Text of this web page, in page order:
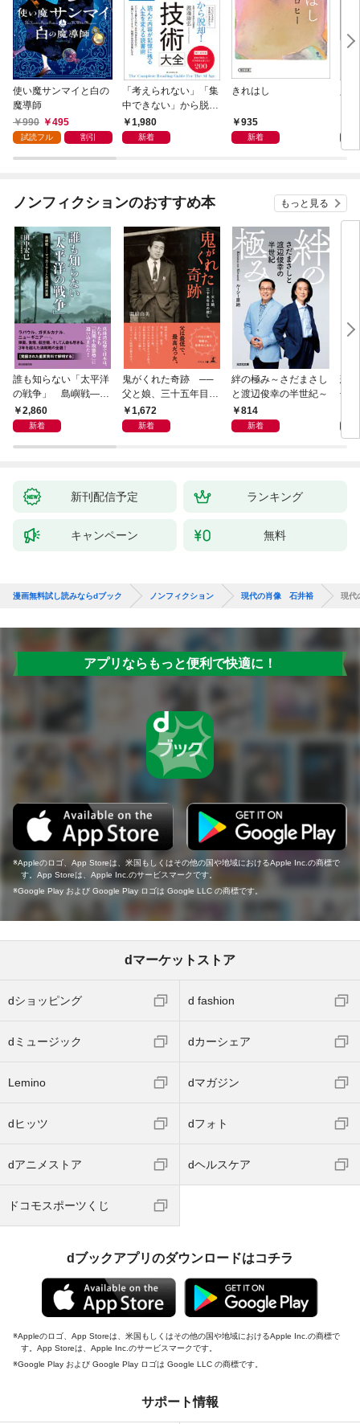
使い魔サンマイと白の
魔導師
990
495
試読フル 割引
「考えられない」「集
中できない」から脱
却！ AI時代の読む技
術大全
1,980
新着
きれはし
935
新着
ノンフィクションのおすすめ本 もっと見る
誰も知らない「太平洋
の戦争」 島嶼戦――
マッカーサーとの激闘
の真実
2,860
新着
鬼がくれた奇跡 ──
父と娘、三十五年目の
赦し1,672
新着
絆の極み～さだまさし
と渡辺俊幸の半世紀～
814
新着
悲
子
新刊配信予定 ランキング
キャンペーン 無料
漫画無料試し読みならdブック ノンフィクション 現代の肖像 石井裕 現代
アプリならもっと便利で快適に！
Appleのロゴ、App Storeは、米国もしくはその他の国や地域におけるApple Inc.の商標で
す。App Storeは、Apple Inc.のサービスマークです。
Google Play および Google Play ロゴは Google LLC の商標です。
dマーケットストア
dショッピング d fashion
dミュージック dカーシェア
Lemino dマガジン
dヒッツ dフォト
dアニメストア dヘルスケア
ドコモスポーツくじ
dブックアプリのダウンロードはコチラ
Appleのロゴ、App Storeは、米国もしくはその他の国や地域におけるApple Inc.の商標で
す。App Storeは、Apple Inc.のサービスマークです。
Google Play および Google Play ロゴは Google LLC の商標です。
サポート情報